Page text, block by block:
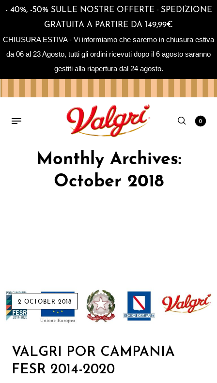
- 40%, -50% SULLE NOSTRE OFFERTE - SPEDIZIONE
GRATUITA A PARTIRE DA 149,99€
CHIUSURA ESTIVA - Vi informiamo che saremo in chiusura estiva
da 06 al 23 Agosto, tutti gli ordini ricevuti dopo il 6 agosto saranno
gestiti alla riapertura dal 24 agosto.
0
Home / 2018 /
Monthly Archives:
October 2018
2 OCTOBER 2018
VALGRI POR CAMPANIA
FESR 2014-2020